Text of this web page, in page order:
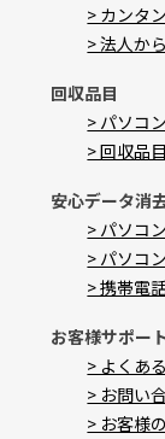
> カンタ
> 法人か
回収品目
> パソコン
> 回収品
安心データ消
> パソコ
> パソコ
> 携帯電
お客様サポー
> よくあ
> お問い
> お客様